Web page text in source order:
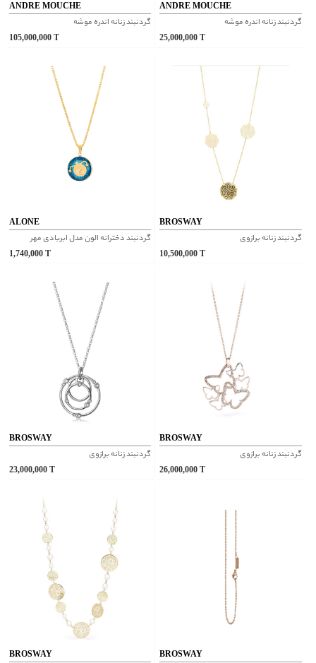
ANDRE MOUCHE
گردنبند زنانه اندره موشه
105,000,000
ANDRE MOUCHE
گردنبند زنانه اندره موشه
25,000,000
ALONE
گردنبند دخترانه الون مدل ابربادی مهر
1,740,000
BROSWAY
گردنبند زنانه برازوی
10,500,000
BROSWAY
گردنبند زنانه برازوی
23,000,000
BROSWAY
گردنبند زنانه برازوی
26,000,000
BROSWAY BROSWAY